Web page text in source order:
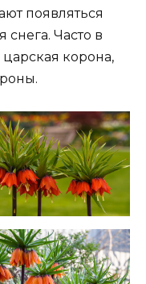
появляться
снега. Часто в
корона,